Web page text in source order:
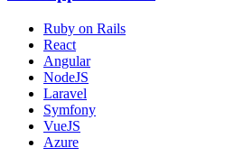
Ruby on Rails
React
Angular
NodeJS
Laravel
Symfony
VueJS
Azure